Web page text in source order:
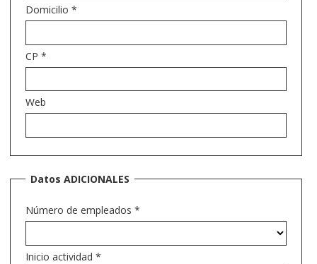
Domicilio *
CP *
Web
Datos ADICIONALES
Número de empleados *
Inicio actividad *